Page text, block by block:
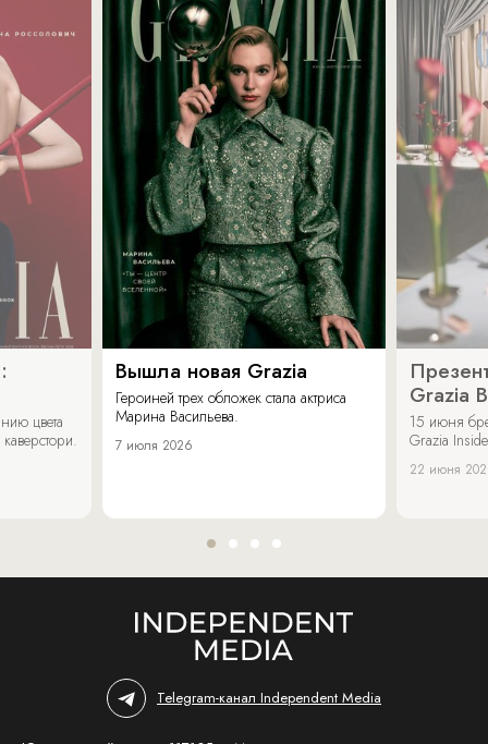
цвета
Вышла новая Grazia
Героиней трех обложек стала актриса
Марина Васильева.
7 июля 2026
Grazia
15 июня
Grazia
22 июня
Telegram-канал Independent Media